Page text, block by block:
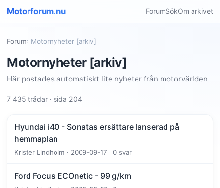
Motorforum.nu ForumSökOm arkivet
Forum› Motornyheter [arkiv]
Motornyheter [arkiv]
Här postades automatiskt lite nyheter från motorvärlden.
7 435 trådar · sida 204
Hyundai i40 - Sonatas ersättare lanserad på
hemmaplan
Krister Lindholm · 2009-09-17 · 0 svar
Ford Focus ECOnetic - 99 g/km